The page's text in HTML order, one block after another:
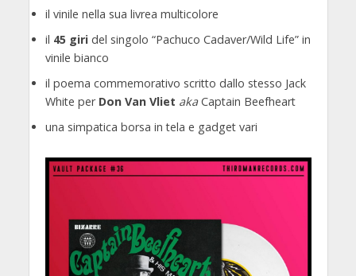
il vinile nella sua livrea multicolore
il 45 giri del singolo “Pachuco Cadaver/Wild Life” in
vinile bianco
il poema commemorativo scritto dallo stesso Jack
White per Don Van Vliet akaCaptain Beefheart
una simpatica borsa in tela e gadget vari